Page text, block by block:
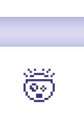
🤯